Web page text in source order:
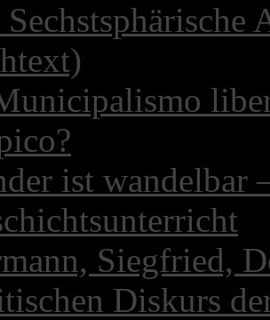
ist
Siegfried,
Diskurs